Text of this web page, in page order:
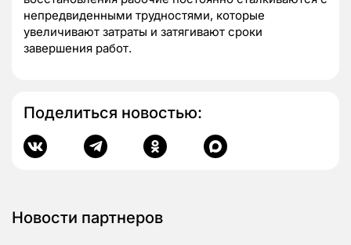
непредвиденными трудностями, которые
увеличивают затраты и затягивают сроки
завершения работ.
Поделиться новостью:
Новости партнеров